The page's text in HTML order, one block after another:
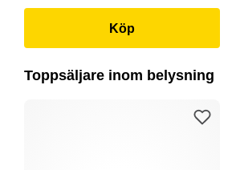
Köp
Toppsäljare inom belysning